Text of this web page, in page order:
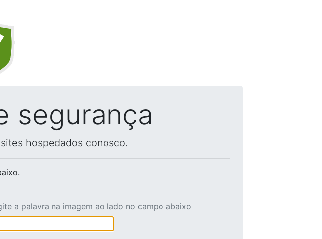
segurança
hospedados conosco.
a palavra na imagem ao lado no campo abaixo